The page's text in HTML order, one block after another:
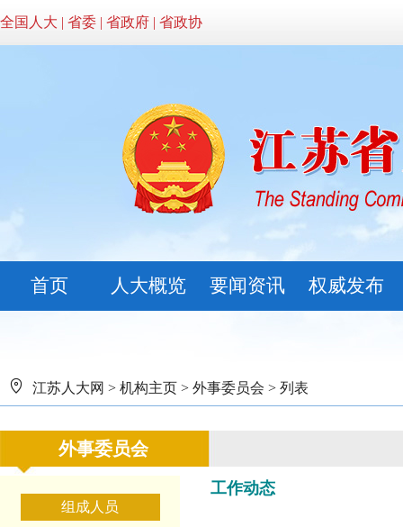
全国人大 | 省委 | 省政府 | 省政协
首页 人大概览 要闻资讯 权威发布
江苏人大网 > 机构主页 > 外事委员会 > 列表
外事委员会
组成人员
工作动态